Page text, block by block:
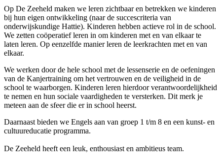
Op De Zeeheld maken we leren zichtbaar en betrekken we kinderen
bij hun eigen ontwikkeling (naar de succescriteria van
onderwijskundige Hattie). Kinderen hebben actieve rol in de school.
We zetten coöperatief leren in om kinderen met en van elkaar te
laten leren. Op eenzelfde manier leren de leerkrachten met en van
elkaar.
We werken door de hele school met de lessenserie en de oefeningen
van de Kanjertraining om het vertrouwen en de veiligheid in de
school te waarborgen. Kinderen leren hierdoor verantwoordelijkheid
te nemen en hun sociale vaardigheden te versterken. Dit merk je
meteen aan de sfeer die er in school heerst.
Daarnaast bieden we Engels aan van groep 1 t/m 8 en een kunst- en
cultuureducatie programma.
De Zeeheld heeft een leuk, enthousiast en ambitieus team.